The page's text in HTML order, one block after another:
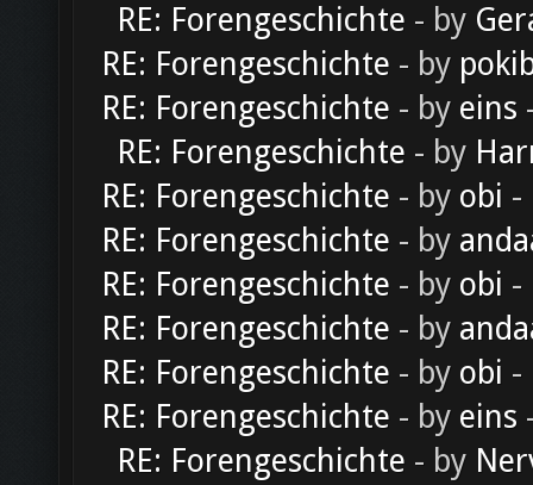
RE: Forengeschichte - by
RE: Forengeschichte - by
RE: Forengeschichte - by eins
RE: Forengeschichte - by
RE: Forengeschichte - by obi -
RE: Forengeschichte - by
RE: Forengeschichte - by obi -
RE: Forengeschichte - by
RE: Forengeschichte - by obi -
RE: Forengeschichte - by eins
RE: Forengeschichte - by